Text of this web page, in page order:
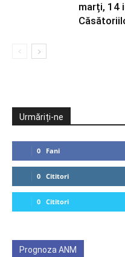
marți, 14
Urmăriți-ne
0 Fani
0 Cititori
0 Cititori
Prognoza ANM